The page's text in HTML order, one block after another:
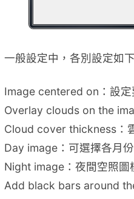
一般設定中，各別設定如下
Image centered on：設
Overlay clouds on the
Cloud cover thickness：
Day image：可選擇各月
Night image：夜間空照圖
Add black bars around